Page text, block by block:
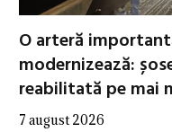
O arteră
modernizează:
reabilitată pe mai
7 august 2026